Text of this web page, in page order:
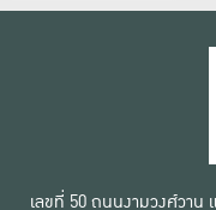
เลขที่ 50 ถนนงามวงศ์วาน